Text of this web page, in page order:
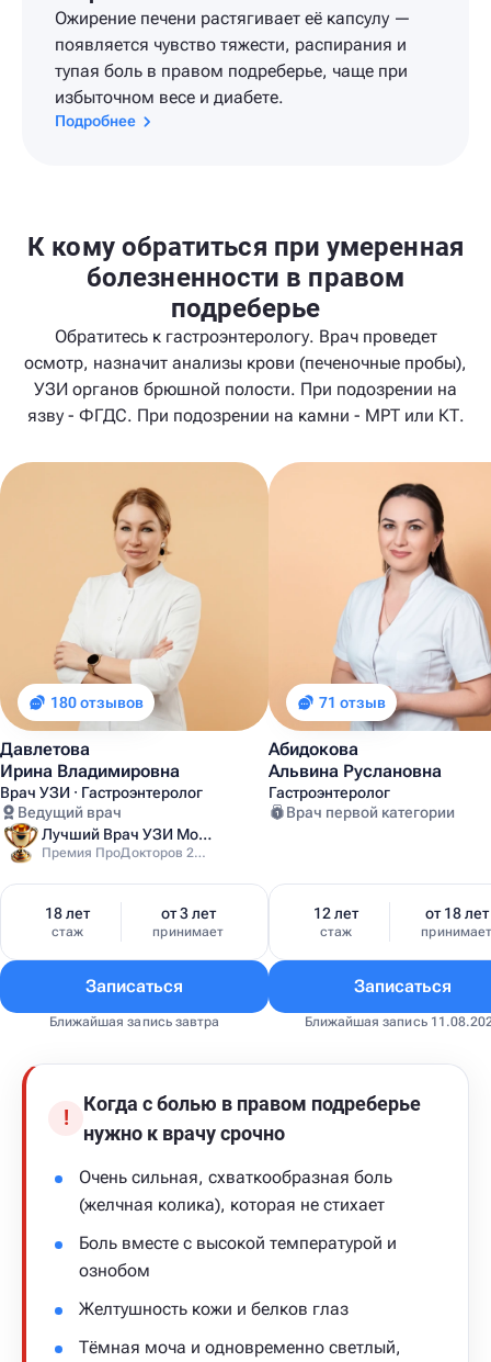
Ожирение печени растягивает её капсулу —
появляется чувство тяжести, распирания и
тупая боль в правом подреберье, чаще при
избыточном весе и диабете.
Подробнее
К кому обратиться при умеренная
болезненности в правом
подреберье
Обратитесь к гастроэнтерологу. Врач проведет
осмотр, назначит анализы крови (печеночные пробы),
УЗИ органов брюшной полости. При подозрении на
язву - ФГДС. При подозрении на камни - МРТ или КТ.
180 отзывов
Давлетова
Ирина Владимировна
Врач УЗИ · Гастроэнтеролог
Ведущий врач
Лучший Врач УЗИ Москвы
Премия ПроДокторов 2025
18 лет
стаж
от 3 лет
принимает
Записаться
Ближайшая запись завтра
71 отзыв
Абидокова
Альвина Руслановна
Гастроэнтеролог
Врач первой категории
12 лет
стаж
от 18 лет
принимает
Записаться
Ближайшая запись
!
Когда с болью в правом подреберье
нужно к врачу срочно
Очень сильная, схваткообразная боль
(желчная колика), которая не стихает
Боль вместе с высокой температурой и
ознобом
Желтушность кожи и белков глаз
Тёмная моча и одновременно светлый,